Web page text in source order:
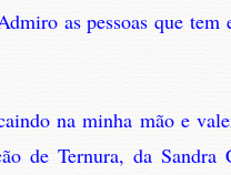
as pessoas que tem
na minha mão e
de Ternura, da Sandra